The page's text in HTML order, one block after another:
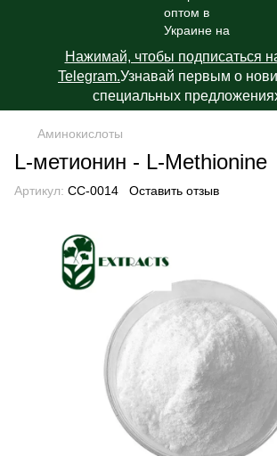
Нажимай, чтобы подписаться
Telegram.Узнавай первым о
специальных
Аминокислоты
L-метионин - L-Methionine
Артикул: СС-0014 Оставить отзыв